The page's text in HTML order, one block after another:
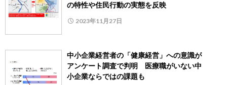
の特性や住民行動の実態を反映
2023年11月27日
中小企業経営者の「健康経営」への意識が
アンケート調査で判明 医療職がいない中
小企業ならではの課題も